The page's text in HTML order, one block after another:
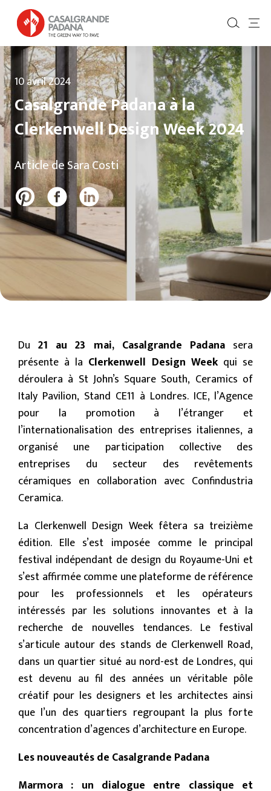
10 avril 2024
Casalgrande Padana à la
Clerkenwell Design Week 2024
Article de Sara Costi
Du21 au 23 mai, Casalgrande Padanasera
présente à la Clerkenwell Design Weekqui se
déroulera à St John’s Square South, Ceramics of
Italy Pavilion, Stand CE11 à Londres. ICE, l’Agence
pour la promotion à l’étranger et
l’internationalisation des entreprises italiennes, a
organisé une participation collective des
entreprises du secteur des revêtements
céramiques en collaboration avec Confindustria
Ceramica.
La Clerkenwell Design Week fêtera sa treizième
édition. Elle s’est imposée comme le principal
festival indépendant de design du Royaume-Uni et
s’est affirmée comme une plateforme de référence
pour les professionnels et les opérateurs
intéressés par les solutions innovantes et à la
recherche de nouvelles tendances. Le festival
s’articule autour des stands de Clerkenwell Road,
dans un quartier situé au nord-est de Londres, qui
est devenu au fil des années un véritable pôle
créatif pour les designers et les architectes ainsi
que l’un des quartiers regroupant la plus forte
concentration d’agences d’architecture en Europe.
Les nouveautés de Casalgrande Padana
Marmora : un dialogue entre classique et